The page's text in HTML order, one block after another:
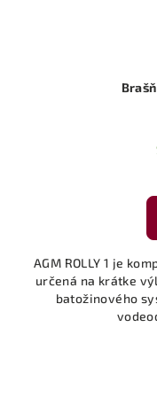
AGM ROLLY 1 je
určená na krátke
batožinového